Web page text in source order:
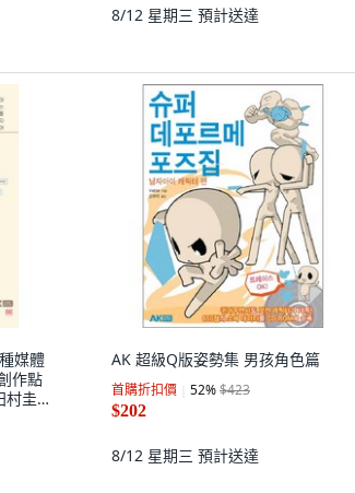
8/12 星期三 預計送達
媒體
作點
村圭
AK 超級Q版姿勢集 男孩角色篇
首購折扣價 52%$423
$202
8/12 星期三 預計送達